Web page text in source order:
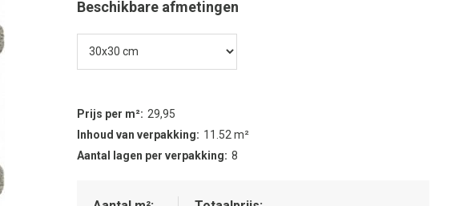
Beschikbare afmetingen
Prijs per m²
29,95
Inhoud van verpakking
11.52 m²
Aantal lagen per verpakking
8